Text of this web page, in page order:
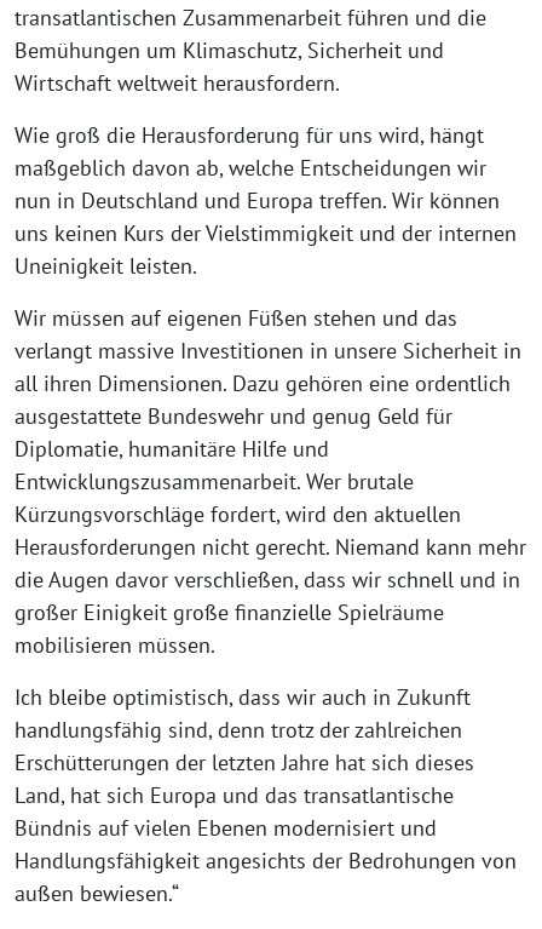
transatlantischen Zusammenarbeit führen und die
Bemühungen um Klimaschutz, Sicherheit und
Wirtschaft weltweit herausfordern.
Wie groß die Herausforderung für uns wird, hängt
maßgeblich davon ab, welche Entscheidungen wir
nun in Deutschland und Europa treffen. Wir können
uns keinen Kurs der Vielstimmigkeit und der internen
Uneinigkeit leisten.
Wir müssen auf eigenen Füßen stehen und das
verlangt massive Investitionen in unsere Sicherheit in
all ihren Dimensionen. Dazu gehören eine ordentlich
ausgestattete Bundeswehr und genug Geld für
Diplomatie, humanitäre Hilfe und
Entwicklungszusammenarbeit. Wer brutale
Kürzungsvorschläge fordert, wird den aktuellen
Herausforderungen nicht gerecht. Niemand kann mehr
die Augen davor verschließen, dass wir schnell und in
großer Einigkeit große finanzielle Spielräume
mobilisieren müssen.
Ich bleibe optimistisch, dass wir auch in Zukunft
handlungsfähig sind, denn trotz der zahlreichen
Erschütterungen der letzten Jahre hat sich dieses
Land, hat sich Europa und das transatlantische
Bündnis auf vielen Ebenen modernisiert und
Handlungsfähigkeit angesichts der Bedrohungen von
außen bewiesen.“